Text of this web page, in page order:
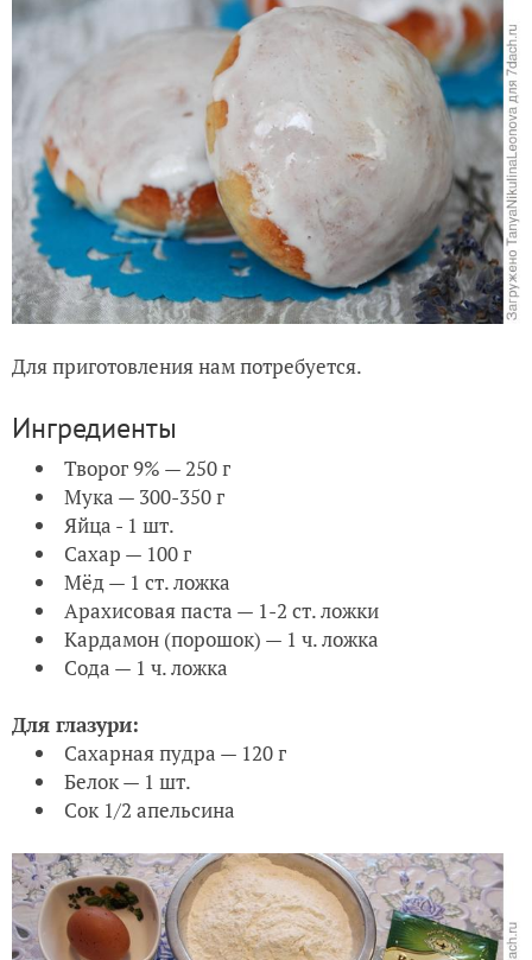
Для приготовления нам потребуется.
Ингредиенты
Творог 9% — 250 г
Мука — 300-350 г
Яйца - 1 шт.
Сахар — 100 г
Мёд — 1 ст. ложка
Арахисовая паста — 1-2 ст. ложки
Кардамон (порошок) — 1 ч. ложка
Сода — 1 ч. ложка
Для глазури:
Сахарная пудра — 120 г
Белок — 1 шт.
Сок 1/2 апельсина